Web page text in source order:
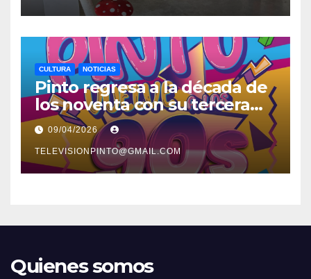
CULTURA NOTICIAS
Pinto regresa a la década de
los noventa con su tercera
feria temática y deportiva
09/04/2026
TELEVISIONPINTO@GMAIL.COM
Quienes somos